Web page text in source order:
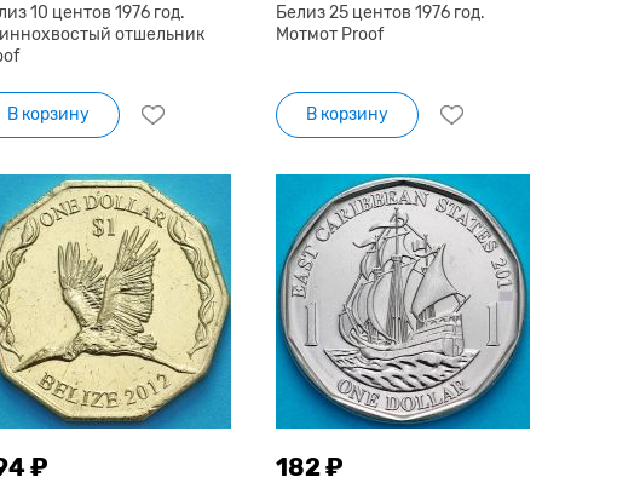
10 центов 1976 год.
отшельник
В корзину
Белиз 25 центов 1976 год.
Мотмот Proof
В корзину
₽ 182 ₽